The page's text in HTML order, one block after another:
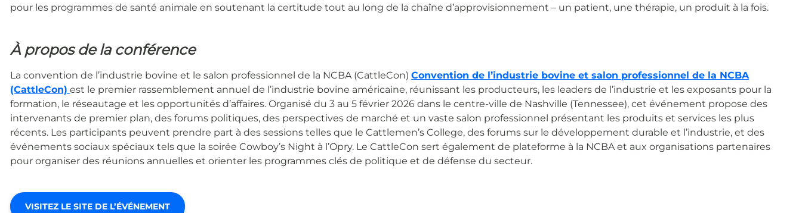
pour les programmes de santé animale en soutenant la certitude tout au long de la chaîne d’approvisionnement – un patient, une thérapie, un produit à la fois.
À propos de la conférence
La convention de l’industrie bovine et le salon professionnel de la NCBA (CattleCon) Convention de l’industrie bovine et salon professionnel de la NCBA
(CattleCon) est le premier rassemblement annuel de l’industrie bovine américaine, réunissant les producteurs, les leaders de l’industrie et les exposants pour la
formation, le réseautage et les opportunités d’affaires. Organisé du 3 au 5 février 2026 dans le centre-ville de Nashville (Tennessee), cet événement propose des
intervenants de premier plan, des forums politiques, des perspectives de marché et un vaste salon professionnel présentant les produits et services les plus
récents. Les participants peuvent prendre part à des sessions telles que le Cattlemen’s College, des forums sur le développement durable et l’industrie, et des
événements sociaux spéciaux tels que la soirée Cowboy’s Night à l’Opry. Le CattleCon sert également de plateforme à la NCBA et aux organisations partenaires
pour organiser des réunions annuelles et orienter les programmes clés de politique et de défense du secteur.
VISITEZ LE SITE DE L’ÉVÉNEMENT